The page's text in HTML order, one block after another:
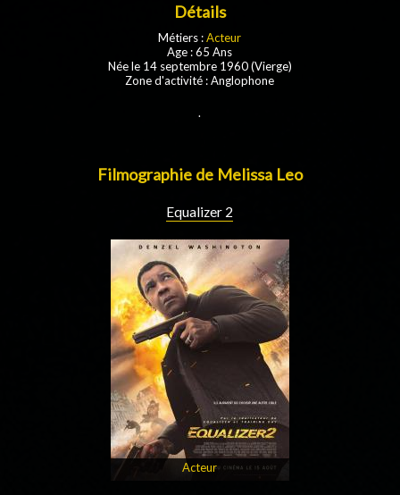
Détails
Métiers :Acteur
Age : 65 Ans
Née le 14 septembre 1960 (Vierge)
Zone d'activité : Anglophone
.
Filmographie de Melissa Leo
Equalizer 2
Acteur